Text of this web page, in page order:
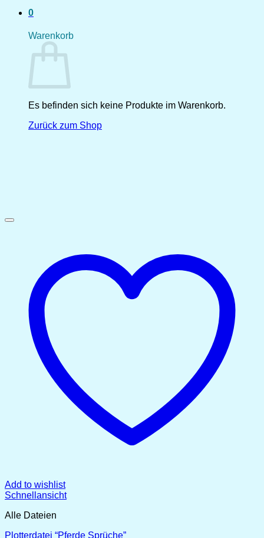
0
Warenkorb
Es befinden sich keine Produkte im Warenkorb.
Zurück zum Shop
Add to wishlist
Schnellansicht
Alle Dateien
Plotterdatei “Pferde Sprüche”